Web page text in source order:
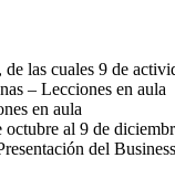
las cuales 9 de
– Lecciones en aula
en aula
al 9 de
del